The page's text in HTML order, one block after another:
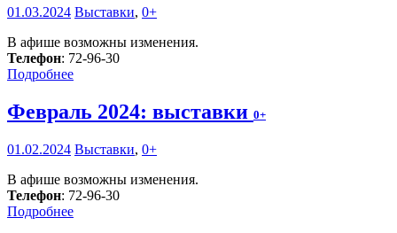
01.03.2024 Выставки, 0+
В афише возможны изменения.
Телефон: 72-96-30
Подробнее
Февраль 2024: выставки 0+
01.02.2024 Выставки, 0+
В афише возможны изменения.
Телефон: 72-96-30
Подробнее